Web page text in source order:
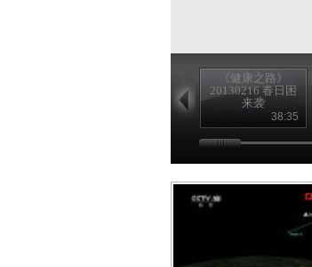
《健康之路》
20130216 春日困
来袭
38:35